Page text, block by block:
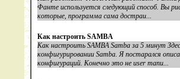
Фанте используется следующий способ. Вы
которые, программа сама достраи...
Как настроить SAMBA
Как настроить SAMBA Samba за 5 минут
конфигурировании Samba. Я постарался
конфигураций. Конечно это не user manu...